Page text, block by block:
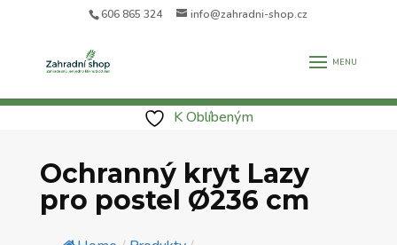
606 865 324 info@zahradni-shop.cz
K Oblíbeným
Ochranný kryt Lazy
pro postel Ø236 cm